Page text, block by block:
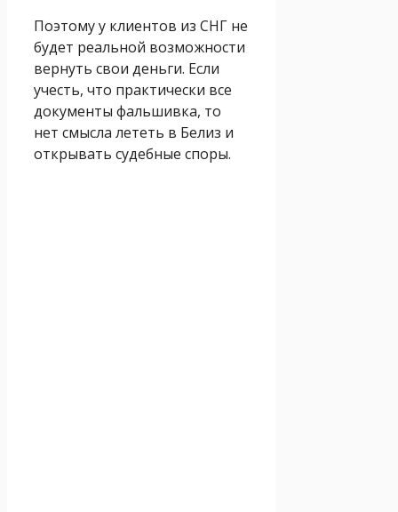
Поэтому у клиентов из СНГ не
будет реальной возможности
вернуть свои деньги. Если
учесть, что практически все
документы фальшивка, то
нет смысла лететь в Белиз и
открывать судебные споры.